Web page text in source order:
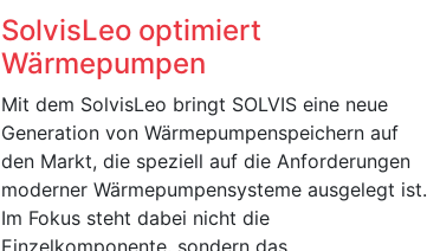
SolvisLeo optimiert
Wärmepumpen
Mit dem SolvisLeo bringt SOLVIS eine neue
Generation von Wärmepumpenspeichern auf
den Markt, die speziell auf die Anforderungen
moderner Wärmepumpensysteme ausgelegt ist.
Im Fokus steht dabei nicht die
Einzelkomponente, sondern das